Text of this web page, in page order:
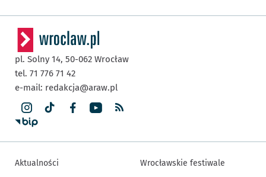
pl. Solny 14, 50-062 Wrocław
tel. 71 776 71 42
e-mail: redakcja@araw.pl
Aktualności
Wrocławskie festiwale